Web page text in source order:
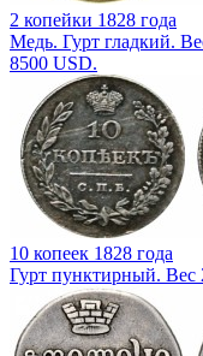
2 копейки 1828 года
Медь. Гурт гладкий.
8500 USD.
10 копеек 1828 года
Гурт пунктирный. Вес